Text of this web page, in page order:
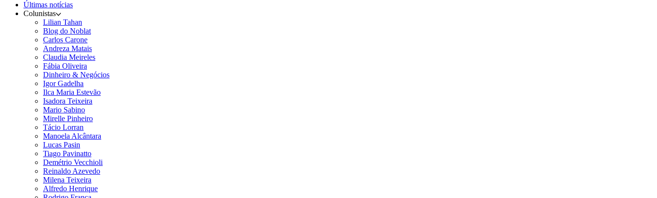
Últimas notícias
Colunistas
Lilian Tahan
Blog do Noblat
Carlos Carone
Andreza Matais
Claudia Meireles
Fábia Oliveira
Dinheiro & Negócios
Igor Gadelha
Ilca Maria Estevão
Isadora Teixeira
Mario Sabino
Mirelle Pinheiro
Tácio Lorran
Manoela Alcântara
Lucas Pasin
Tiago Pavinatto
Demétrio Vecchioli
Reinaldo Azevedo
Milena Teixeira
Alfredo Henrique